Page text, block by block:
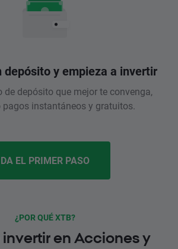
depósito y empieza a invertir
de depósito que mejor te convenga,
pagos instantáneos y gratuitos.
DA EL PRIMER PASO
¿POR QUÉ XTB?
invertir en Acciones y